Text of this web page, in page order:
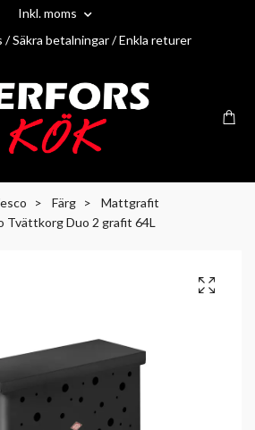
Inkl. moms
/ Säkra betalningar / Enkla returer
Färg
Mattgrafit
Tvättkorg Duo 2 grafit 64L